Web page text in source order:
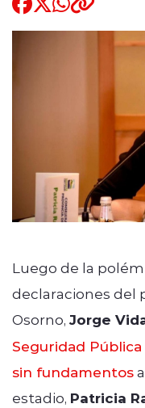
Luego de la
declaraciones del
Osorno, Jorge
Seguridad
sin fundamentos
estadio, Patricia